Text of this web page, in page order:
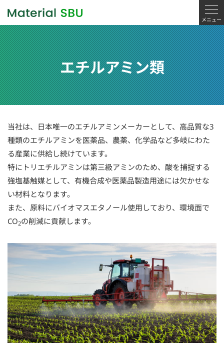
エチルアミン類
当社は、日本唯一のエチルアミンメーカーとして、高品質な3
種類のエチルアミンを医薬品、農薬、化学品など多岐にわた
る産業に供給し続けています。
特にトリエチルアミンは第三級アミンのため、酸を捕捉する
強塩基触媒として、有機合成や医薬品製造用途には欠かせな
い材料となります。
また、原料にバイオマスエタノール使用しており、環境面で
CO2の削減に貢献します。